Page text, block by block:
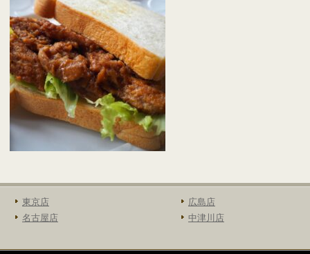
東京店
名古屋店
広島店
中津川店